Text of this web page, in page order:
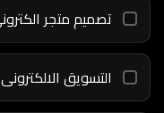
تصميم متجر الكترونى
التسويق الالكترونى